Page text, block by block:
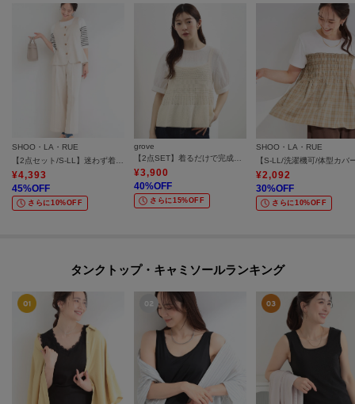
SHOO・LA・RUE
¥4,393
45%OFF
さらに10%OFF
grove
¥3,900
40%OFF
さらに15%OFF
SHOO・LA・RUE
¥2,092
30%OFF
さらに10%OFF
タンクトップ・キャミソールランキング